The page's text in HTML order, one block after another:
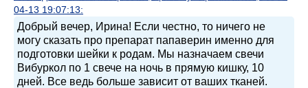
04-13 19:07:13:
Добрый вечер, Ирина! Если честно, то ничего не
могу сказать про препарат папаверин именно для
подготовки шейки к родам. Мы назначаем свечи
Вибуркол по 1 свече на ночь в прямую кишку, 10
дней. Все ведь больше зависит от ваших тканей.